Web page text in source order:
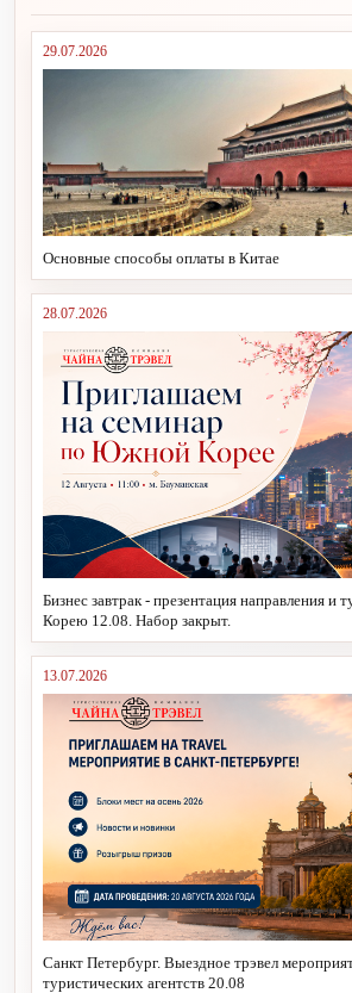
29.07.2026
Основные способы оплаты в Китае
28.07.2026
Бизнес завтрак - презентация направления
Корею 12.08. Набор закрыт.
13.07.2026
Санкт Петербург. Выездное трэвел
туристических агентств 20.08